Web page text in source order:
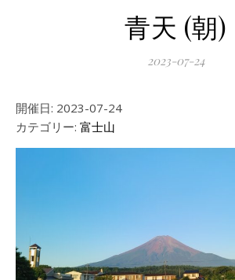
青天 (朝)
2023-07-24
開催日: 2023-07-24
カテゴリー: 富士山